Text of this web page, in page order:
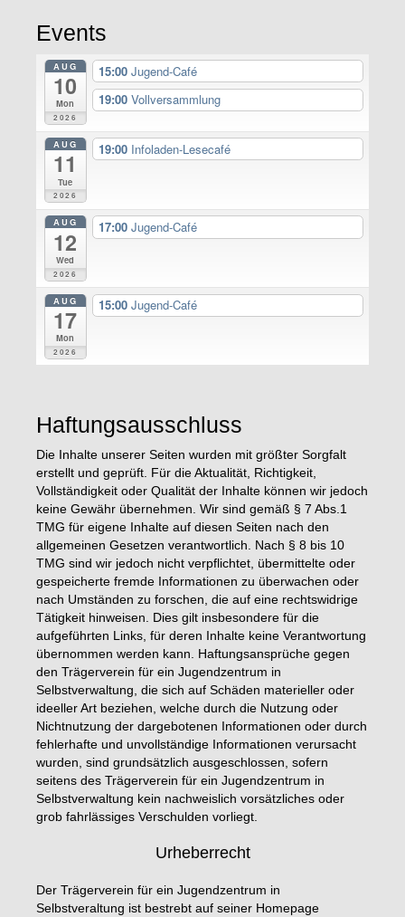
Events
AUG
10
Mon
2026
15:00 Jugend-Café
19:00 Vollversammlung
AUG
11
Tue
2026
19:00 Infoladen-Lesecafé
AUG
12
Wed
2026
17:00 Jugend-Café
AUG
17
Mon
2026
15:00 Jugend-Café
Haftungsausschluss
Die Inhalte unserer Seiten wurden mit größter Sorgfalt
erstellt und geprüft. Für die Aktualität, Richtigkeit,
Vollständigkeit oder Qualität der Inhalte können wir jedoch
keine Gewähr übernehmen. Wir sind gemäß § 7 Abs.1
TMG für eigene Inhalte auf diesen Seiten nach den
allgemeinen Gesetzen verantwortlich. Nach § 8 bis 10
TMG sind wir jedoch nicht verpflichtet, übermittelte oder
gespeicherte fremde Informationen zu überwachen oder
nach Umständen zu forschen, die auf eine rechtswidrige
Tätigkeit hinweisen. Dies gilt insbesondere für die
aufgeführten Links, für deren Inhalte keine Verantwortung
übernommen werden kann. Haftungsansprüche gegen
den Trägerverein für ein Jugendzentrum in
Selbstverwaltung, die sich auf Schäden materieller oder
ideeller Art beziehen, welche durch die Nutzung oder
Nichtnutzung der dargebotenen Informationen oder durch
fehlerhafte und unvollständige Informationen verursacht
wurden, sind grundsätzlich ausgeschlossen, sofern
seitens des Trägerverein für ein Jugendzentrum in
Selbstverwaltung kein nachweislich vorsätzliches oder
grob fahrlässiges Verschulden vorliegt.
Urheberrecht
Der Trägerverein für ein Jugendzentrum in
Selbstveraltung ist bestrebt auf seiner Homepage